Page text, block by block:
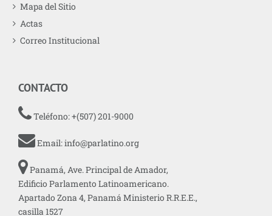
Mapa del Sitio
Actas
Correo Institucional
CONTACTO
Teléfono: +(507) 201-9000
Email:info@parlatino.org
Panamá, Ave. Principal de Amador,
Edificio Parlamento Latinoamericano.
Apartado Zona 4, Panamá Ministerio R.R.E.E.,
casilla 1527